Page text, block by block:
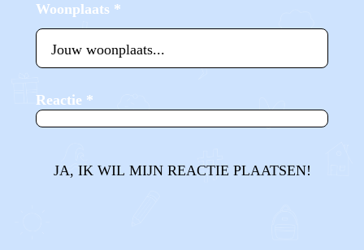
Woonplaats *
Reactie *
JA, IK WIL MIJN REACTIE PLAATSEN!